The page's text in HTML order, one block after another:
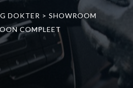
DOKTER > SHOWROOM
COMPLEET